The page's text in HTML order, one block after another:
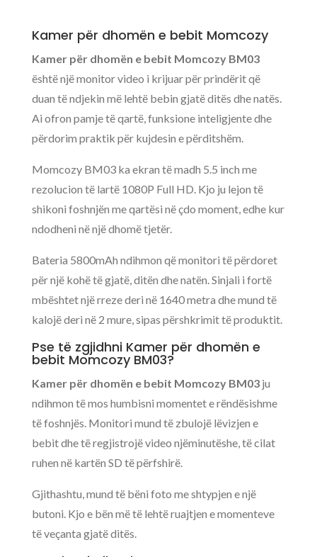
Kamer për dhomën e bebit Momcozy
Kamer për dhomën e bebit Momcozy BM03
është një monitor video i krijuar për prindërit që
duan të ndjekin më lehtë bebin gjatë ditës dhe natës.
Ai ofron pamje të qartë, funksione inteligjente dhe
përdorim praktik për kujdesin e përditshëm.
Momcozy BM03 ka ekran të madh 5.5 inch me
rezolucion të lartë 1080P Full HD. Kjo ju lejon të
shikoni foshnjën me qartësi në çdo moment, edhe kur
ndodheni në një dhomë tjetër.
Bateria 5800mAh ndihmon që monitori të përdoret
për një kohë të gjatë, ditën dhe natën. Sinjali i fortë
mbështet një rreze deri në 1640 metra dhe mund të
kalojë deri në 2 mure, sipas përshkrimit të produktit.
Pse të zgjidhni Kamer për dhomën e
bebit Momcozy BM03?
Kamer për dhomën e bebit Momcozy BM03ju
ndihmon të mos humbisni momentet e rëndësishme
të foshnjës. Monitori mund të zbulojë lëvizjen e
bebit dhe të regjistrojë video njëminutëshe, të cilat
ruhen në kartën SD të përfshirë.
Gjithashtu, mund të bëni foto me shtypjen e një
butoni. Kjo e bën më të lehtë ruajtjen e momenteve
të veçanta gjatë ditës.